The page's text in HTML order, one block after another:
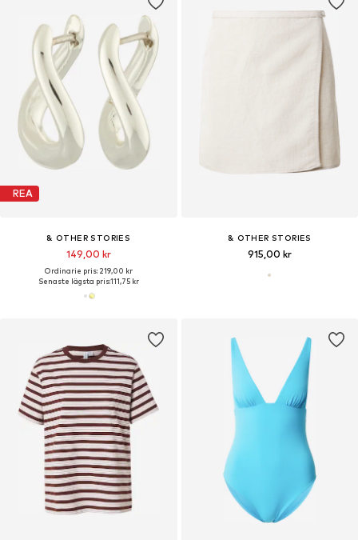
REA
& OTHER STORIES
149,00 kr
Ordinarie pris: 219,00 kr
Senaste lägsta pris:111,75 kr
& OTHER STORIES
915,00 kr